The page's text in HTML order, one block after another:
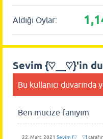
Aldığı Oylar:
Sevim {♡__♡}'in
Bu kullanıcı
Ben mucize fanıyım
22, Mart, 2021 Sevim {♡__♡}